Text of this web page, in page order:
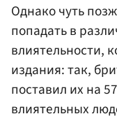
Однако чуть
попадать в
влиятельности,
издания: так,
поставил их на
влиятельных